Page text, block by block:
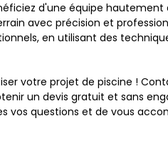
d'une équipe
avec précision et
en utilisant des
votre projet de piscine !
un devis gratuit et sans
vos questions et de vous